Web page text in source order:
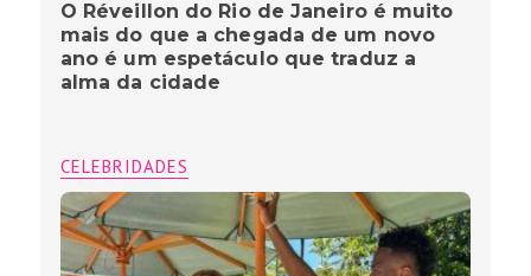
O Réveillon do Rio de Janeiro é muito
mais do que a chegada de um novo
ano é um espetáculo que traduz a
alma da cidade
CELEBRIDADES